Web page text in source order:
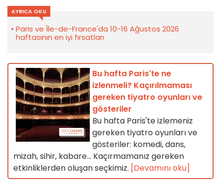
AYRICA OKU
Paris ve Île-de-France'da 10-16 Ağustos 2026
haftasının en iyi fırsatları
Bu hafta Paris'te ne
izlenmeli? Kaçırılmaması
gereken tiyatro oyunları ve
gösteriler
Bu hafta Paris'te izlemeniz
gereken tiyatro oyunları ve
gösteriler: komedi, dans,
mizah, sihir, kabare... Kaçırmamanız gereken
etkinliklerden oluşan seçkimiz. [Devamını oku]